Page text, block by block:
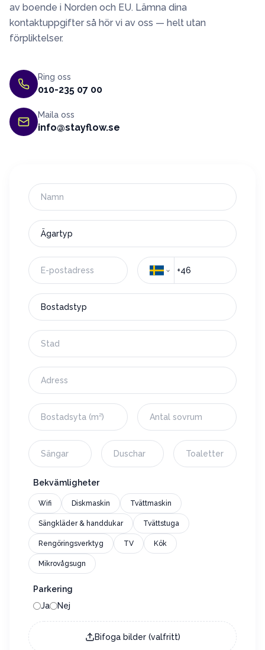
av boende i Norden och EU. Lämna dina
kontaktuppgifter så hör vi av oss — helt utan
förpliktelser.
Ring oss
010-235 07 00
Maila oss
info@stayflow.se
Bekvämligheter
Wifi Diskmaskin Tvättmaskin
Sängkläder & handdukar Tvättstuga
Rengöringsverktyg TV Kök
Mikrovågsugn
Parkering
Ja
Nej
Bifoga bilder (valfritt)